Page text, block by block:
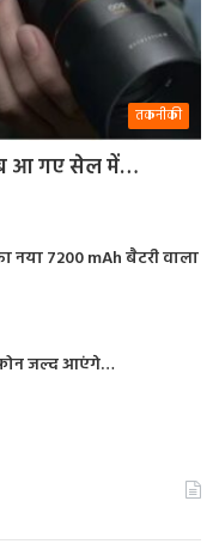
तकनीकी
आ गए सेल में…
नया 7200 mAh बैटरी वाला
जल्द आएंगे…